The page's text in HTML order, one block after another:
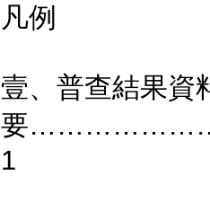
凡例
壹、普查結果資
要
1